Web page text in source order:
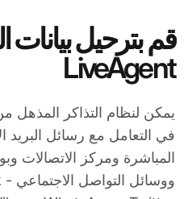
قم بترحيل بيانات
LiveAgent
في التعامل مع رسائل البريد
المباشرة ومركز الاتصالات